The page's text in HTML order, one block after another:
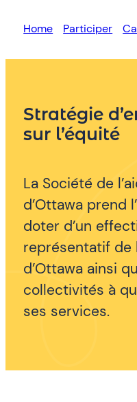
Home Participer »
Stratégie
sur l’équité
La Société de
d’Ottawa prend
doter d’un
représentatif de
d’Ottawa ainsi
collectivités à
ses services.